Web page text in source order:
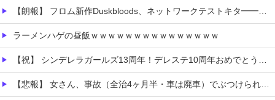
【朗報】 フロム新作Duskbloods、ネットワークテストキタ━━━━(゜∀゜)━━━━!!
ラーメンハゲの昼飯ｗｗｗｗｗｗｗｗｗｗｗｗｗｗｗ
【祝】 シンデレラガールズ13周年！デレステ10周年おめでとう！ガチャ更新SSR八神マキノ・イベントSRイヴ、SR望月聖！
【悲報】 女さん、事故（全治4ヶ月半・車は廃車）でぶつけられた相手と付き合ってしまうｗｗｗｗｗｗｗｗ